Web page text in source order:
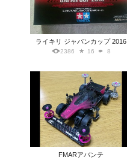
ライキリ ジャパンカップ 2016
2386 16 8
FMARアバンテ